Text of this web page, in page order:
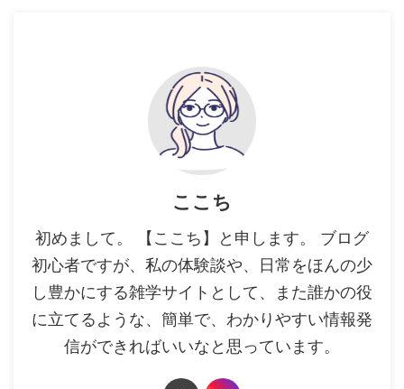
ここち
初めまして。 【ここち】と申します。 ブログ
初心者ですが、私の体験談や、日常をほんの少
し豊かにする雑学サイトとして、また誰かの役
に立てるような、簡単で、わかりやすい情報発
信ができればいいなと思っています。